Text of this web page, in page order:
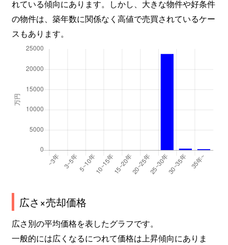
れている傾向にあります。しかし、大きな物件や好条件
の物件は、築年数に関係なく高値で売買されているケー
スもあります。
広さ×売却価格
広さ別の平均価格を表したグラフです。
一般的には広くなるにつれて価格は上昇傾向にありま